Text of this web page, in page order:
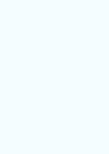
grâce à
pour
un